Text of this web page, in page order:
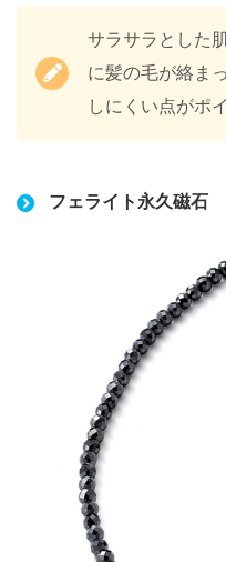
サラサラとした
に髪の毛が絡ま
しにくい点がポ
フェライト永久磁石